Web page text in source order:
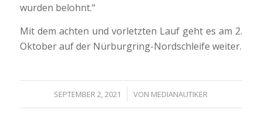
wurden belohnt.“
Mit dem achten und vorletzten Lauf geht es am 2.
Oktober auf der Nürburgring-Nordschleife weiter.
SEPTEMBER 2, 2021
/ VON MEDIANAUTIKER